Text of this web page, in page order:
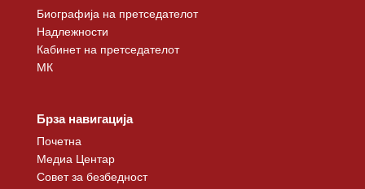
Биографија на претседателот
Надлежности
Кабинет на претседателот
МК
Брза навигација
Почетна
Медиа Центар
Совет за безбедност